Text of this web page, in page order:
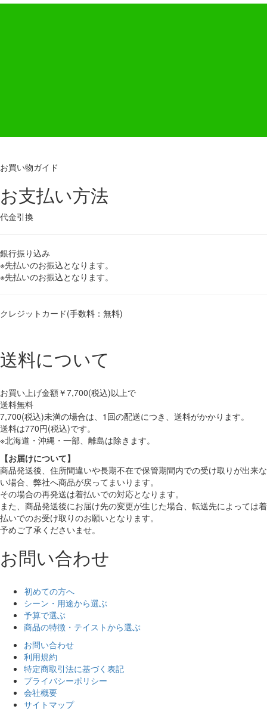
お買い物ガイド
お支払い方法
代金引換
銀行振り込み
※先払いのお振込となります。
※先払いのお振込となります。
クレジットカード(手数料：無料)
送料について
お買い上げ金額￥7,700(税込)以上で
送料無料
7,700(税込)未満の場合は、1回の配送につき、送料がかかります。
送料は770円(税込)です。
※北海道・沖縄・一部、離島は除きます。
【お届けについて】
商品発送後、住所間違いや長期不在で保管期間内での受け取りが出来な
い場合、弊社へ商品が戻ってまいります。
その場合の再発送は着払いでの対応となります。
また、商品発送後にお届け先の変更が生じた場合、転送先によっては着
払いでのお受け取りのお願いとなります。
予めご了承くださいませ。
お問い合わせ
初めての方へ
シーン・用途から選ぶ
予算で選ぶ
商品の特徴・テイストから選ぶ
お問い合わせ
利用規約
特定商取引法に基づく表記
プライバシーポリシー
会社概要
サイトマップ